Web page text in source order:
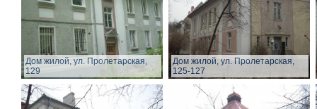
Дом жилой, ул. Пролетарская,
129
Дом жилой, ул. Пролетарская,
125-127